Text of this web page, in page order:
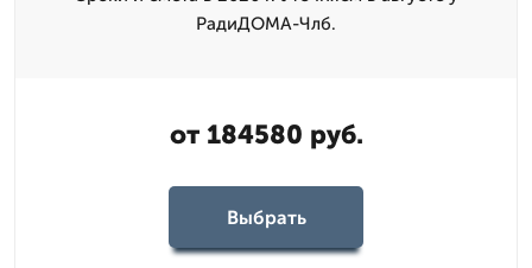
РадиДОМА-Члб.
от 184580 руб.
Выбрать